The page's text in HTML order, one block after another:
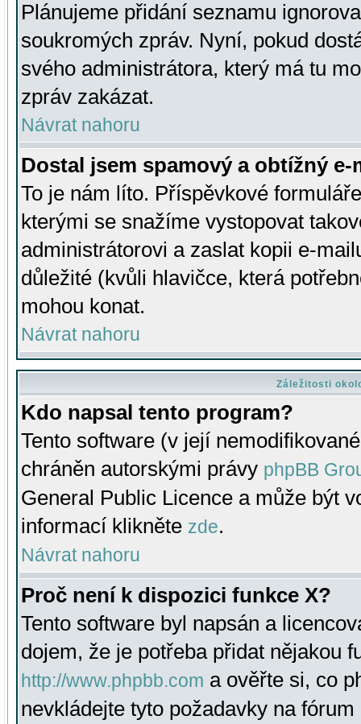
Plánujeme přidání seznamu
soukromých zpráv. Nyní, pokud
svého administrátora, který má tu
zpráv zakázat.
Návrat nahoru
Dostal jsem spamový a obtížný
To je nám líto. Příspěvkové
kterými se snažíme vystopovat
administrátorovi a zaslat kopii e-
důležité (kvůli hlavičce, která
mohou konat.
Návrat nahoru
Záležitosti
Kdo napsal tento program?
Tento software (v její
chráněn autorskými právy phpBB
General Public Licence a může být
informací klikněte zde.
Návrat nahoru
Proč není k dispozici funkce X?
Tento software byl napsán a
dojem, že je potřeba přidat nějakou
http://www.phpbb.com a ověřte si, co
nevkládejte tyto požadavky na